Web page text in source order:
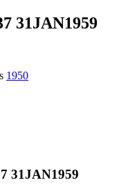
31JAN1959
1950
31JAN1959